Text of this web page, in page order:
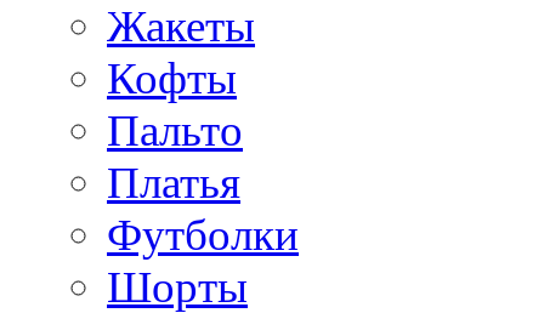
Жакеты
Кофты
Пальто
Платья
Футболки
Шорты